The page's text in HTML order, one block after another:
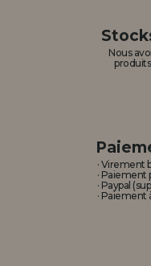
Nous
· Virement
·
· Paypal
· Paiement